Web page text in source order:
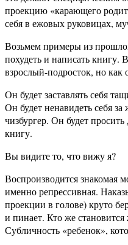
проекцию «карающего
себя в ежовых руковицах,
Возьмем примеры из
похудеть и написать книгу.
взрослый-подросток, но как
Он будет заставлять себя
Он будет ненавидеть себя за
чизбургер. Он будет
книгу.
Вы видите то, что вижу я?
Воспроизводится знакомая
именно репрессивная.
проекции в голове) круто
и пинает. Кто же становится
Субличность «ребенок»,